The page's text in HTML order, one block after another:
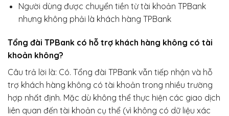
Người dùng được chuyển tiền từ tài khoản TPBank
nhưng không phải là khách hàng TPBank
Tổng đài TPBank có hỗ trợ khách hàng không có tài
khoản không?
Câu trả lời là: Có. Tổng đài TPBank vẫn tiếp nhận và hỗ
trợ khách hàng không có tài khoản trong nhiều trường
hợp nhất định. Mặc dù không thể thực hiện các giao dịch
liên quan đến tài khoản cụ thể (vì không có dữ liệu xác